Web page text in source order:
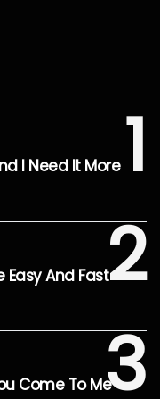
1
I Need It More
2
Easy And Fast
3
Come To Me